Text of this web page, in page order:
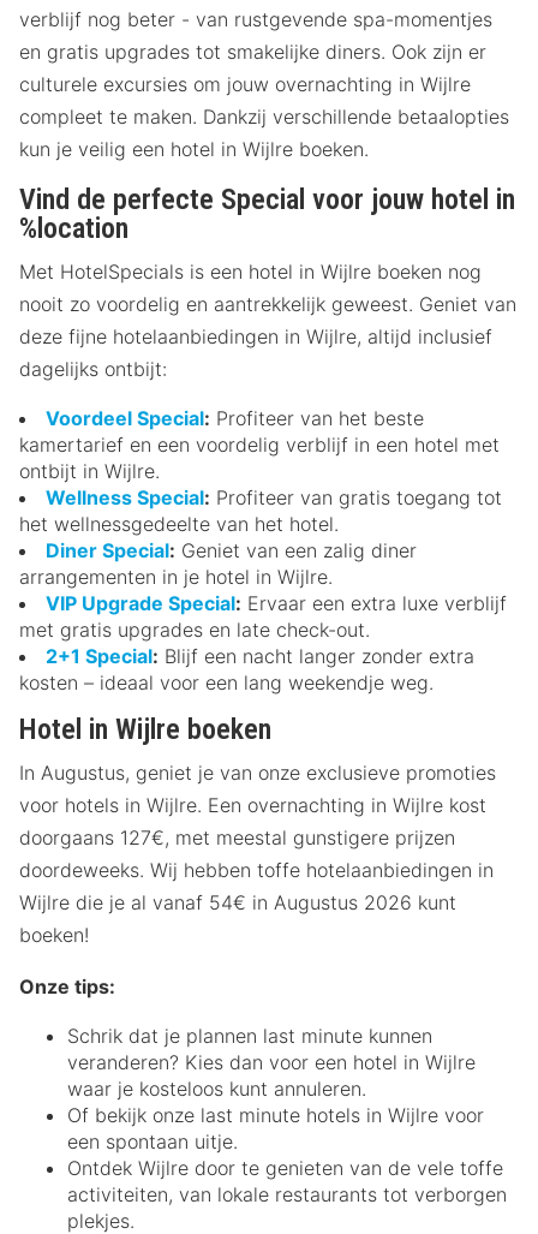
verblijf nog beter - van rustgevende spa-momentjes
en gratis upgrades tot smakelijke diners. Ook zijn er
culturele excursies om jouw overnachting in Wijlre
compleet te maken. Dankzij verschillende betaalopties
kun je veilig een hotel in Wijlre boeken.
Vind de perfecte Special voor jouw hotel in
%location
Met HotelSpecials is een hotel in Wijlre boeken nog
nooit zo voordelig en aantrekkelijk geweest. Geniet van
deze fijne hotelaanbiedingen in Wijlre, altijd inclusief
dagelijks ontbijt:
Voordeel Special: Profiteer van het beste
kamertarief en een voordelig verblijf in een hotel met
ontbijt in Wijlre.
Wellness Special: Profiteer van gratis toegang tot
het wellnessgedeelte van het hotel.
Diner Special: Geniet van een zalig diner
arrangementen in je hotel in Wijlre.
VIP Upgrade Special: Ervaar een extra luxe verblijf
met gratis upgrades en late check-out.
2+1 Special: Blijf een nacht langer zonder extra
kosten – ideaal voor een lang weekendje weg.
Hotel in Wijlre boeken
In Augustus, geniet je van onze exclusieve promoties
voor hotels in Wijlre. Een overnachting in Wijlre kost
doorgaans 127€, met meestal gunstigere prijzen
doordeweeks. Wij hebben toffe hotelaanbiedingen in
Wijlre die je al vanaf 54€ in Augustus 2026 kunt
boeken!
Onze tips:
Schrik dat je plannen last minute kunnen
veranderen? Kies dan voor een hotel in Wijlre
waar je kosteloos kunt annuleren.
Of bekijk onze last minute hotels in Wijlre voor
een spontaan uitje.
Ontdek Wijlre door te genieten van de vele toffe
activiteiten, van lokale restaurants tot verborgen
plekjes.